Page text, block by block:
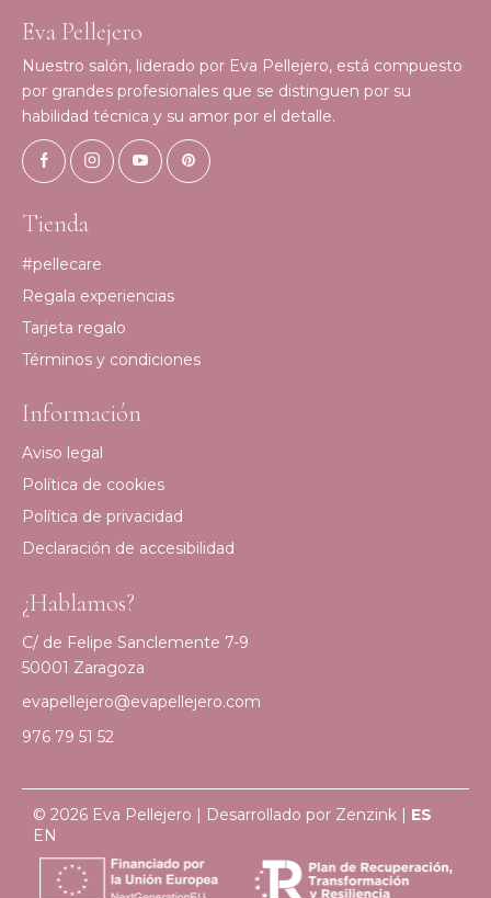
Eva Pellejero
Nuestro salón, liderado por Eva Pellejero, está compuesto
por grandes profesionales que se distinguen por su
habilidad técnica y su amor por el detalle.
Tienda
#pellecare
Regala experiencias
Tarjeta regalo
Términos y condiciones
Información
Aviso legal
Política de cookies
Política de privacidad
Declaración de accesibilidad
¿Hablamos?
C/ de Felipe Sanclemente 7-9
50001 Zaragoza
evapellejero@evapellejero.com
976 79 51 52
© 2026 Eva Pellejero | Desarrollado por Zenzink | ES
EN